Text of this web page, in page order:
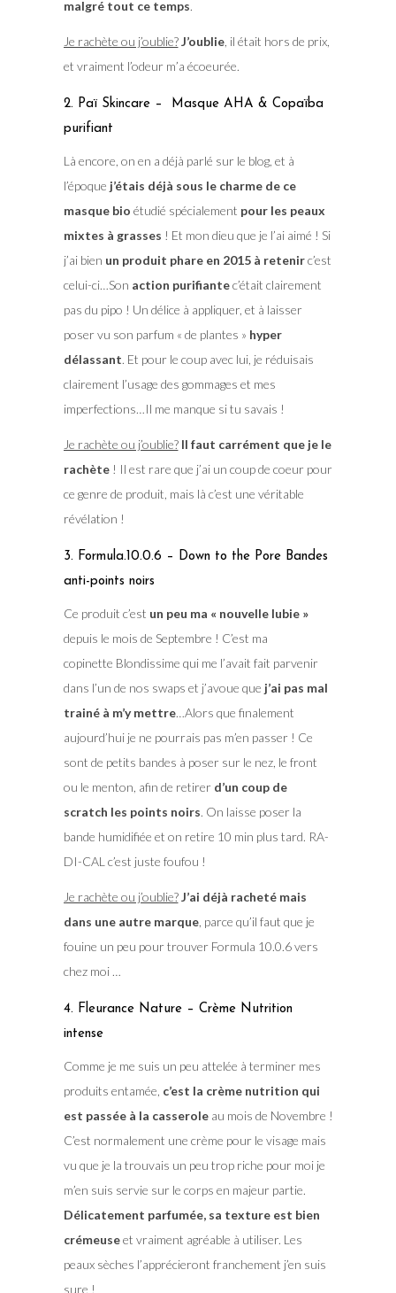
malgré tout ce temps.
Je rachète ou j’oublie?J’oublie, il était hors de prix,
et vraiment l’odeur m’a écoeurée.
2. Paï Skincare – Masque AHA & Copaïba
purifiant
Là encore, on en a déjà parlé sur le blog, et à
l’époque j’étais déjà sous le charme de ce
masque bio étudié spécialement pour les peaux
mixtes à grasses ! Et mon dieu que je l’ai aimé ! Si
j’ai bien un produit phare en 2015 à retenirc’est
celui-ci…Son action purifiantec’était clairement
pas du pipo ! Un délice à appliquer, et à laisser
poser vu son parfum « de plantes » hyper
délassant. Et pour le coup avec lui, je réduisais
clairement l’usage des gommages et mes
imperfections…Il me manque si tu savais !
Je rachète ou j’oublie? Il faut carrément que je le
rachète! Il est rare que j’ai un coup de coeur pour
ce genre de produit, mais là c’est une véritable
révélation !
3. Formula.10.0.6 – Down to the Pore Bandes
anti-points noirs
Ce produit c’est un peu ma « nouvelle lubie »
depuis le mois de Septembre ! C’est ma
copinette Blondissime qui me l’avait fait parvenir
dans l’un de nos swaps et j’avoue que j’ai pas mal
trainé à m’y mettre…Alors que finalement
aujourd’hui je ne pourrais pas m’en passer ! Ce
sont de petits bandes à poser sur le nez, le front
ou le menton, afin de retirer d’un coup de
scratch les points noirs. On laisse poser la
bande humidifiée et on retire 10 min plus tard. RA-
DI-CAL c’est juste foufou !
Je rachète ou j’oublie?J’ai déjà racheté mais
dans une autre marque, parce qu’il faut que je
fouine un peu pour trouver Formula 10.0.6 vers
chez moi …
4. Fleurance Nature – Crème Nutrition
intense
Comme je me suis un peu attelée à terminer mes
produits entamée, c’est la crème nutrition qui
est passée à la casseroleau mois de Novembre !
C’est normalement une crème pour le visage mais
vu que je la trouvais un peu trop riche pour moi je
m’en suis servie sur le corps en majeur partie.
Délicatement parfumée, sa texture est bien
crémeuseet vraiment agréable à utiliser. Les
peaux sèches l’apprécieront franchement j’en suis
sure !